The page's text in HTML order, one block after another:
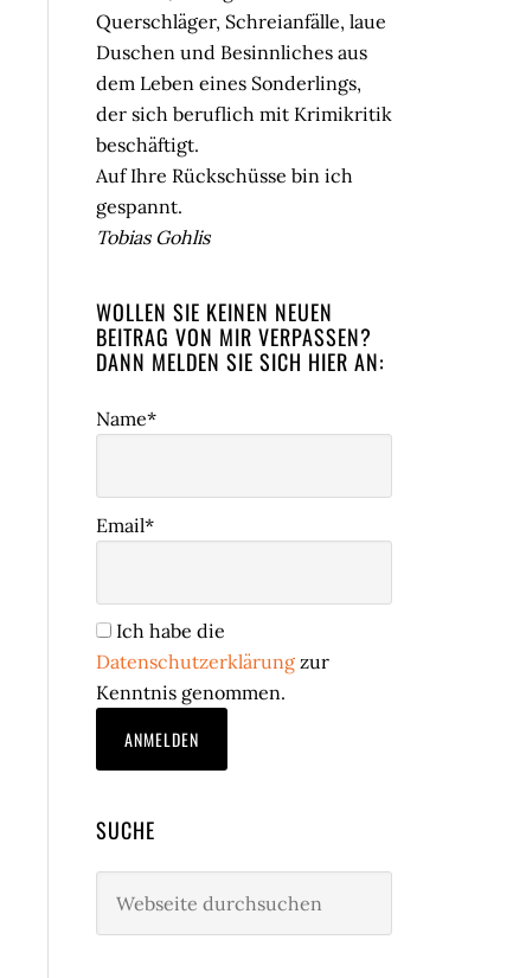
Querschläger, Schreianfälle, laue
Duschen und Besinnliches aus
dem Leben eines Sonderlings,
der sich beruflich mit Krimikritik
beschäftigt.
Auf Ihre Rückschüsse bin ich
gespannt.
Tobias Gohlis
WOLLEN SIE KEINEN NEUEN
BEITRAG VON MIR VERPASSEN?
DANN MELDEN SIE SICH HIER AN:
Name*
Email*
Ich habe die
Datenschutzerklärung zur
Kenntnis genommen.
SUCHE
durchsuchen